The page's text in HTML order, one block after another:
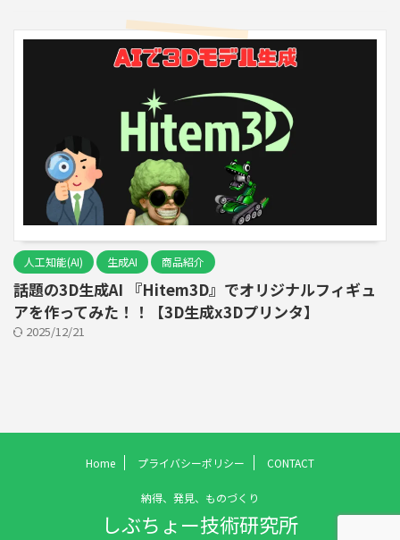
人工知能(AI) 生成AI 商品紹介
話題の3D生成AI 『Hitem3D』でオリジナルフィギュ
アを作ってみた！！【3D生成x3Dプリンタ】
2025/12/21
Home プライバシーポリシー CONTACT
納得、発見、ものづくり
しぶちょー技術研究所